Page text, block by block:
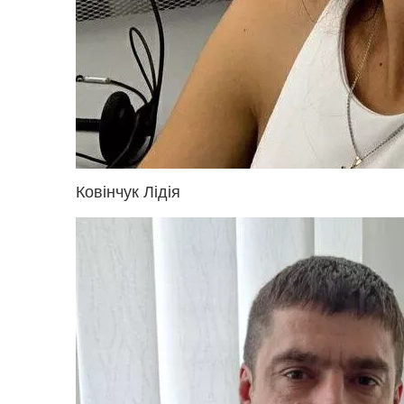
Ковінчук Лідія